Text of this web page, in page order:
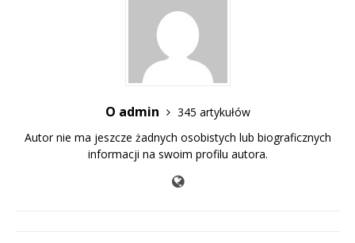
O admin
345 artykułów
Autor nie ma jeszcze żadnych osobistych lub biograficznych
informacji na swoim profilu autora.